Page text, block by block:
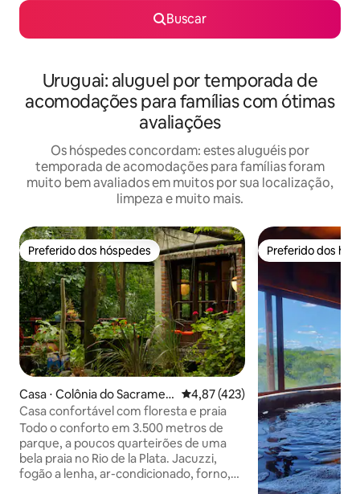
Buscar
Uruguai: aluguel por temporada de
acomodações para famílias com ótimas
avaliações
Os hóspedes concordam: estes aluguéis por
temporada de acomodações para famílias foram
muito bem avaliados em muitos por sua localização,
limpeza e muito mais.
Preferido dos hóspedes
Preferido dos hóspedes
Casa ⋅ Colônia do Sacramen
to
4,87 de uma avaliação média de
4,87 (423)
Casa confortável com floresta e praia
Todo o conforto em 3.500 metros de
parque, a poucos quarteirões de uma
bela praia no Rio de la Plata. Jacuzzi,
fogão a lenha, ar-condicionado, forno,
Preferido dos
Preferido dos